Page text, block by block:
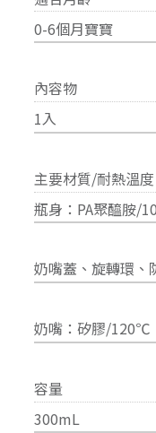
0-6個月寶寶
內容物
1入
主要材質/耐熱溫度
瓶身：PA聚醯胺/
奶嘴蓋、旋轉環
奶嘴：矽膠/120℃
容量
300mL